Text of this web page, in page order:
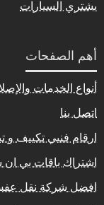
يشتري السيارات
أهم الصفحات
أنواع الخدمات
اتصل بنا
ارقام فنيي تكييف و
اشتراك باقات بي
افضل شركة نقل